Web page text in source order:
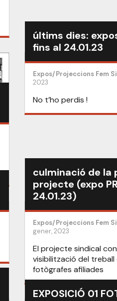
últims dies:
fins al 24.01.23
Expos/Projeccions Fem
2023
No t’ho perdis !
culminació de la
projecte (expo
24.01.23)
Expos/Projeccions Fem
gener, 2023
El projecte sindical
visibilització del treball
fotògrafes afiliades
EXPOSICIÓ 01